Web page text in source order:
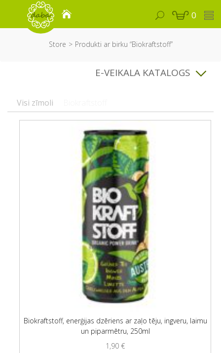
0
Store Produkti ar birku “Biokraftstoff”
E-VEIKALA KATALOGS
Visi zīmoli
Biokraftstoff, enerģijas dzēriens ar zaļo tēju, ingveru, laimu
un piparmētru, 250ml
1,90 €